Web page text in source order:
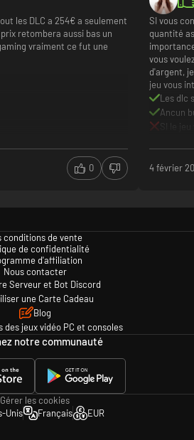
les DLC a 254€ a seulement
retombera aussi bas un
vraiment ce fut une
0
SI vous
quantité
vous
d'argent,
jeu vous
Les dlc
Ancun
SI le
4 février
conditions de vente
de confidentialité
d'affiliation
Nous contacter
Serveur et Bot Discord
une Carte Cadeau
Blog
jeux vidéo PC et consoles
notre communauté
Gérer les cookies
Unis
Français EUR